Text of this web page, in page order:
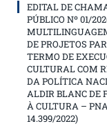
EDITAL DE
PÚBLICO Nº 01/
DE PROJETOS
TERMO DE
CULTURAL COM
DA POLÍTICA
ALDIR BLANC DE
À CULTURA –
14.399/2022)